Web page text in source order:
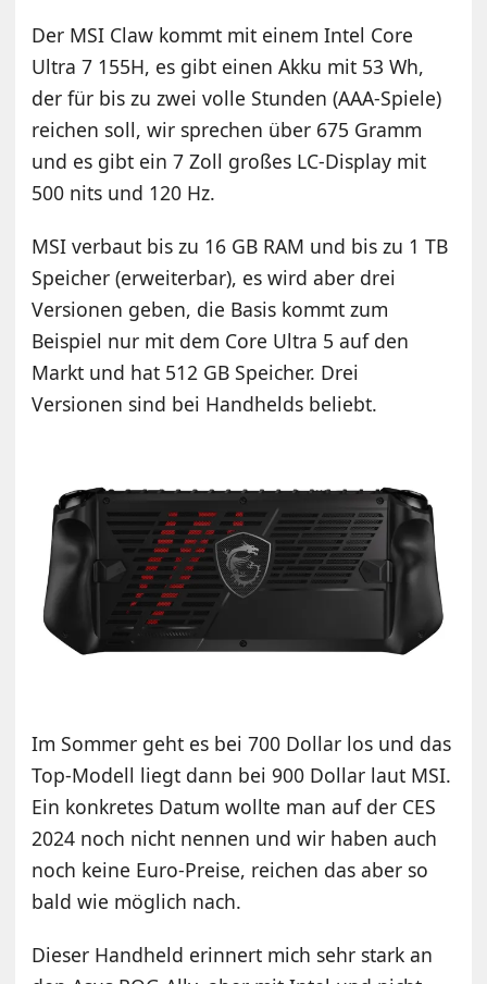
Der MSI Claw kommt mit einem Intel Core
Ultra 7 155H, es gibt einen Akku mit 53 Wh,
der für bis zu zwei volle Stunden (AAA-Spiele)
reichen soll, wir sprechen über 675 Gramm
und es gibt ein 7 Zoll großes LC-Display mit
500 nits und 120 Hz.
MSI verbaut bis zu 16 GB RAM und bis zu 1 TB
Speicher (erweiterbar), es wird aber drei
Versionen geben, die Basis kommt zum
Beispiel nur mit dem Core Ultra 5 auf den
Markt und hat 512 GB Speicher. Drei
Versionen sind bei Handhelds beliebt.
Im Sommer geht es bei 700 Dollar los und das
Top-Modell liegt dann bei 900 Dollar laut MSI.
Ein konkretes Datum wollte man auf der CES
2024 noch nicht nennen und wir haben auch
noch keine Euro-Preise, reichen das aber so
bald wie möglich nach.
Dieser Handheld erinnert mich sehr stark an